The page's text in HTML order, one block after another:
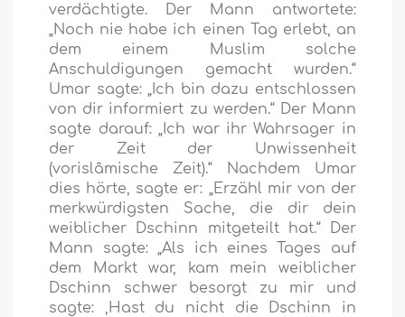
verdächtigte. Der Mann antwortete:
„Noch nie habe ich einen Tag erlebt, an
dem einem Muslim solche
Anschuldigungen gemacht wurden.“
Umar sagte: „Ich bin dazu entschlossen
von dir informiert zu werden.“ Der Mann
sagte darauf: „Ich war ihr Wahrsager in
der Zeit der Unwissenheit
(vorislâmische Zeit).“ Nachdem Umar
dies hörte, sagte er: „Erzähl mir von der
merkwürdigsten Sache, die dir dein
weiblicher Dschinn mitgeteilt hat.“ Der
Mann sagte: „Als ich eines Tages auf
dem Markt war, kam mein weiblicher
Dschinn schwer besorgt zu mir und
sagte: ‚Hast du nicht die Dschinn in